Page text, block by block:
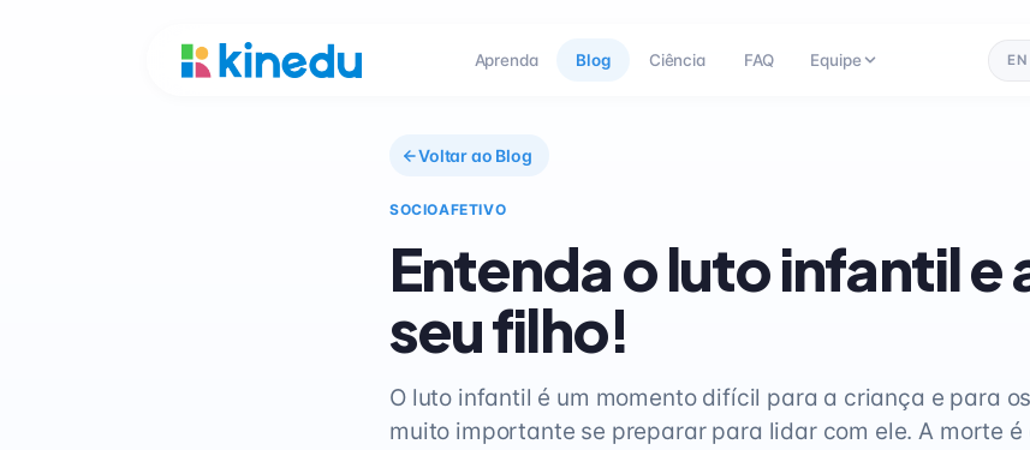
Aprenda Blog Ciência FAQ Equipe EN
Voltar ao Blog
SOCIOAFETIVO
Entenda o luto infantil e
seu filho!
O luto infantil é um momento difícil para a criança e para
muito importante se preparar para lidar com ele. A morte é